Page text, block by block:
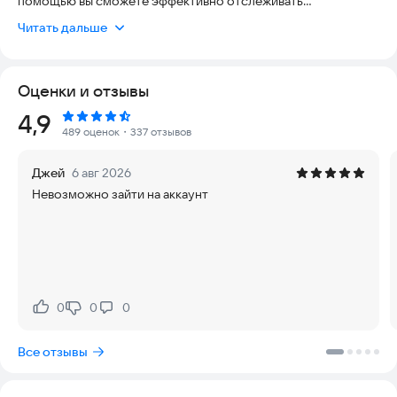
фиксировать займы и просматривать аналитику.
идеальное решение для тех, кто хочет держать под
контролем свои финансы, будь то малый бизнес или личные
задолженности.
Приложение помогает вам организовать список должников,
разделяя его на категории «Мне должны» и «Я должен», что
где точное ведение долга критически важно для
финансового благополучия.
⏰ ТРЕКЕР & НАПОМИНАНИЯ
Читать дальше
Оценки и отзывы
Рейтинг:
4,9 489 оценок ・337 отзывов
Джей 6 авг 2026
Невозможно зайти на аккаунт
Нравится:
0Не нравится:
0 0
Все отзывы